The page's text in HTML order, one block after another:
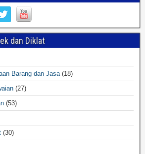
dan Diklat
Barang dan Jasa (18)
(27)
(53)
(30)